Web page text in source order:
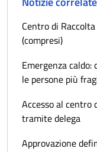
Centro di
(compresi)
Emergenza
le persone più
Accesso al
tramite delega
Approvazione